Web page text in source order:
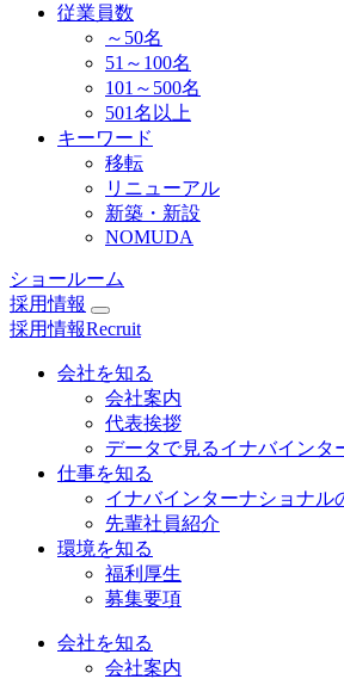
従業員数
～50名
51～100名
101～500名
501名以上
キーワード
移転
リニューアル
新築・新設
NOMUDA
ショールーム
採用情報
採用情報Recruit
会社を知る
会社案内
代表挨拶
データで見るイナバインタ
仕事を知る
イナバインターナショナル
先輩社員紹介
環境を知る
福利厚生
募集要項
会社を知る
会社案内